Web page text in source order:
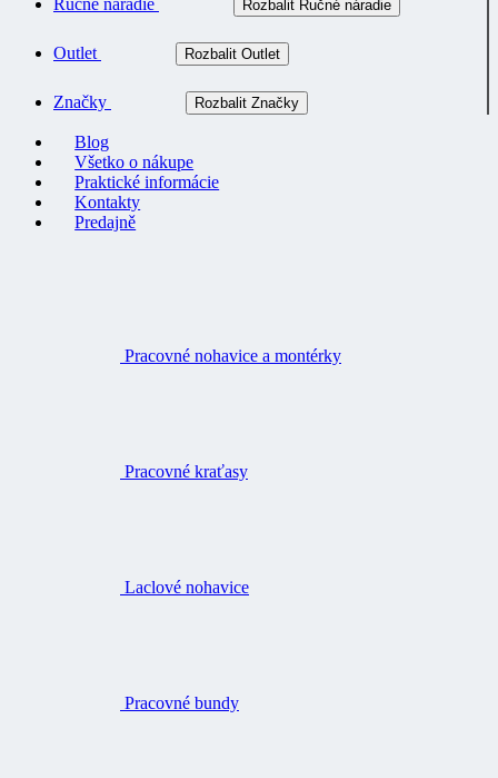
Rozbalit Ručné náradie
Outlet Rozbalit Outlet
Značky Rozbalit Značky
Blog
Všetko o nákupe
Praktické informácie
Kontakty
Predajně
Pracovné nohavice a montérky
Pracovné kraťasy
Laclové nohavice
Pracovné bundy